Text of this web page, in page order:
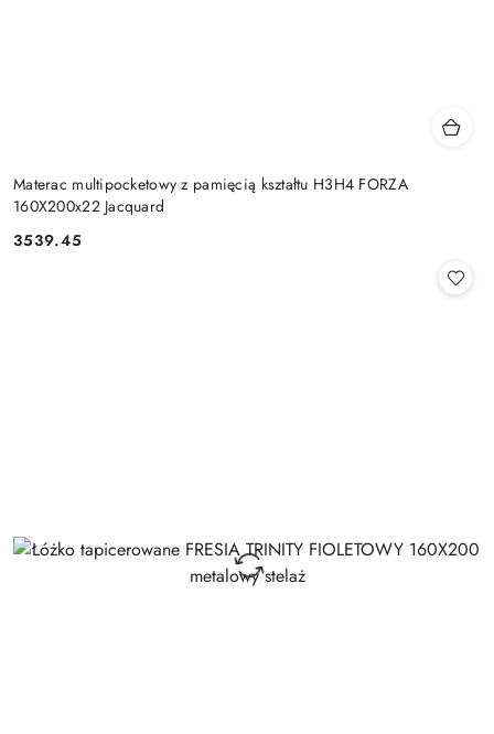
Materac multipocketowy z pamięcią kształtu H3H4 FORZA
160X200x22 Jacquard
Cena:
3539.45